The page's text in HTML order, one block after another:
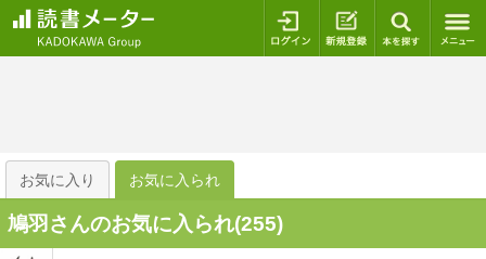
ログイン 新規登録
お気に入り お気に入られ
鳩羽さんのお気に入られ(255)